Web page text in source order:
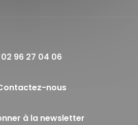
02 96 27 04 06
nous
à la newsletter